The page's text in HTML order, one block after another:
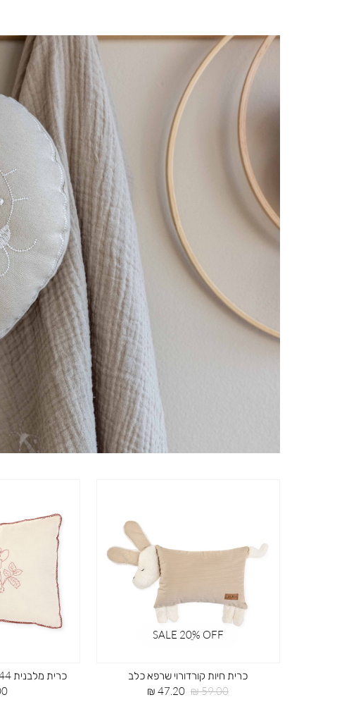
|
תמונת
רוחב-
SALE 20ֵ% OFF
כרית חיות קורדורוי שרפא כלב
מחיר
47.20 ₪
מחיר
59.00 ₪
כרית מלבנית 34/44 ס”מ מאזלין ארנב
₪